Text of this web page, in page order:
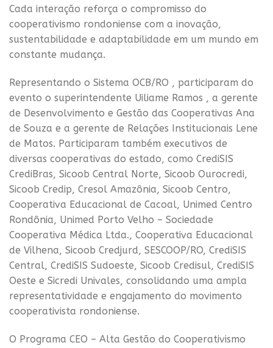
Cada interação reforça o compromisso do
cooperativismo rondoniense com a inovação,
sustentabilidade e adaptabilidade em um mundo em
constante mudança.
Representando o Sistema OCB/RO , participaram do
evento o superintendente Uiliame Ramos , a gerente
de Desenvolvimento e Gestão das Cooperativas Ana
de Souza e a gerente de Relações Institucionais Lene
de Matos. Participaram também executivos de
diversas cooperativas do estado, como CrediSIS
CrediBras, Sicoob Central Norte, Sicoob Ourocredi,
Sicoob Credip, Cresol Amazônia, Sicoob Centro,
Cooperativa Educacional de Cacoal, Unimed Centro
Rondônia, Unimed Porto Velho – Sociedade
Cooperativa Médica Ltda., Cooperativa Educacional
de Vilhena, Sicoob Credjurd, SESCOOP/RO, CrediSIS
Central, CrediSIS Sudoeste, Sicoob Credisul, CrediSIS
Oeste e Sicredi Univales, consolidando uma ampla
representatividade e engajamento do movimento
cooperativista rondoniense.
O Programa CEO – Alta Gestão do Cooperativismo